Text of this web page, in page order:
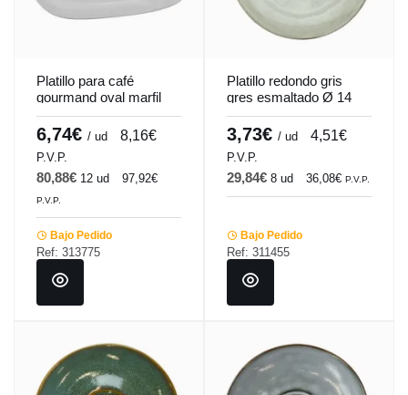
Platillo para café
gourmand oval marfil
porcelana 23 cm
Pro.mundi
6,74€ / ud 8,16€
P.V.P.
80,88€ 12 ud 97,92€
P.V.P.
Bajo Pedido
Ref: 313775
Platillo redondo gris
gres esmaltado Ø 14
cm Sky Pro.mundi
3,73€ / ud 4,51€
P.V.P.
29,84€ 8 ud 36,08€ P.V.P.
Bajo Pedido
Ref: 311455